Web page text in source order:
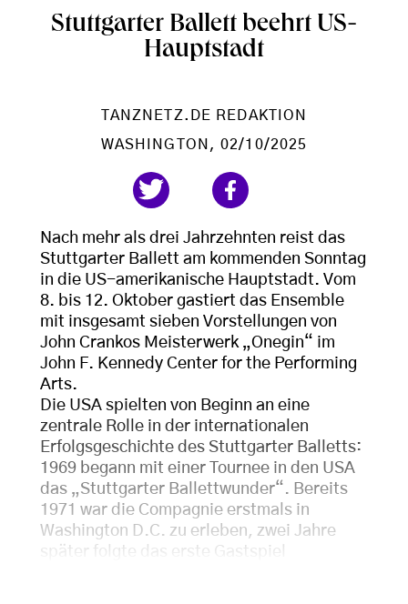
Stuttgarter Ballett beehrt US-
Hauptstadt
TANZNETZ.DE REDAKTION
WASHINGTON , 02/10/2025
Nach mehr als drei Jahrzehnten reist das
Stuttgarter Ballett am kommenden Sonntag
in die US-amerikanische Hauptstadt. Vom
8. bis 12. Oktober gastiert das Ensemble
mit insgesamt sieben Vorstellungen von
John Crankos Meisterwerk „Onegin“ im
John F. Kennedy Center for the Performing
Arts.
Die USA spielten von Beginn an eine
zentrale Rolle in der internationalen
Erfolgsgeschichte des Stuttgarter Balletts:
1969 begann mit einer Tournee in den USA
das „Stuttgarter Ballettwunder“. Bereits
1971 war die Compagnie erstmals in
Washington D.C. zu erleben, zwei Jahre
später folgte das erste Gastspiel